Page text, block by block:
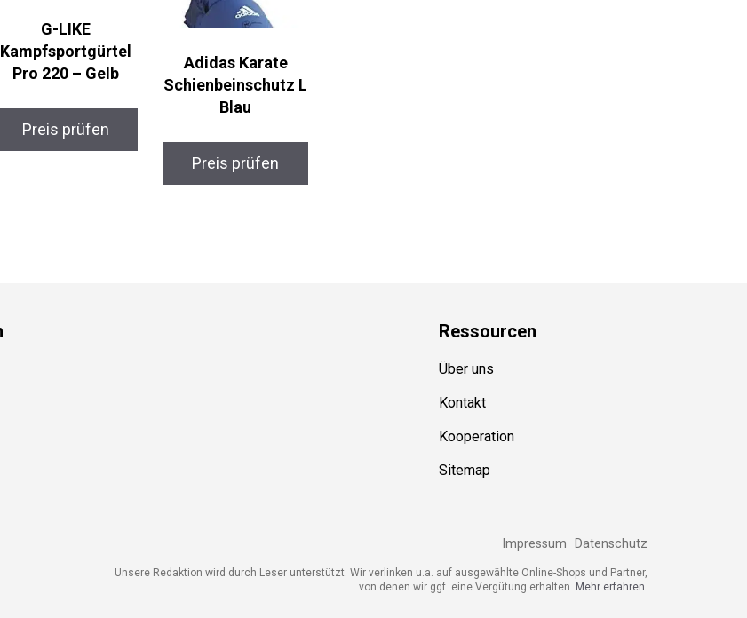
G-LIKE
Kampfsportgürtel
Pro 220 – Gelb
Preis prüfen
Adidas Karate
Schienbeinschutz
L Blau
Preis prüfen
Ressourcen
Über uns
Kontakt
Kooperation
Sitemap
Impressum Datenschutz
Unsere Redaktion wird durch Leser unterstützt. Wir verlinken u.a. auf ausgewählte Online-Shops und Partner,
von denen wir ggf. eine Vergütung erhalten.Mehr erfahren.